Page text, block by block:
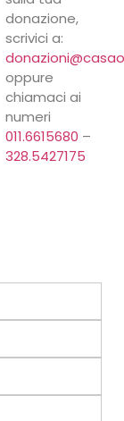
donazione,
scrivici a:
oppure
chiamaci ai
numeri
011.6615680 –
328.5427175